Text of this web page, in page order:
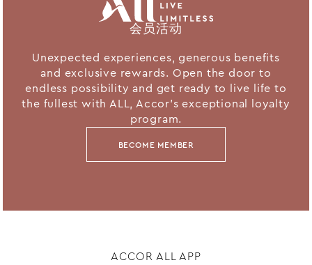
会员活动
Unexpected experiences, generous benefits
and exclusive rewards. Open the door to
endless possibility and get ready to live life to
the fullest with ALL, Accor's exceptional loyalty
program.
BECOME MEMBER
ACCOR ALL APP